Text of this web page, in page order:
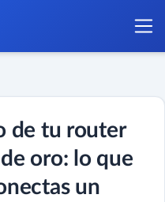
de tu router
oro: lo que
un